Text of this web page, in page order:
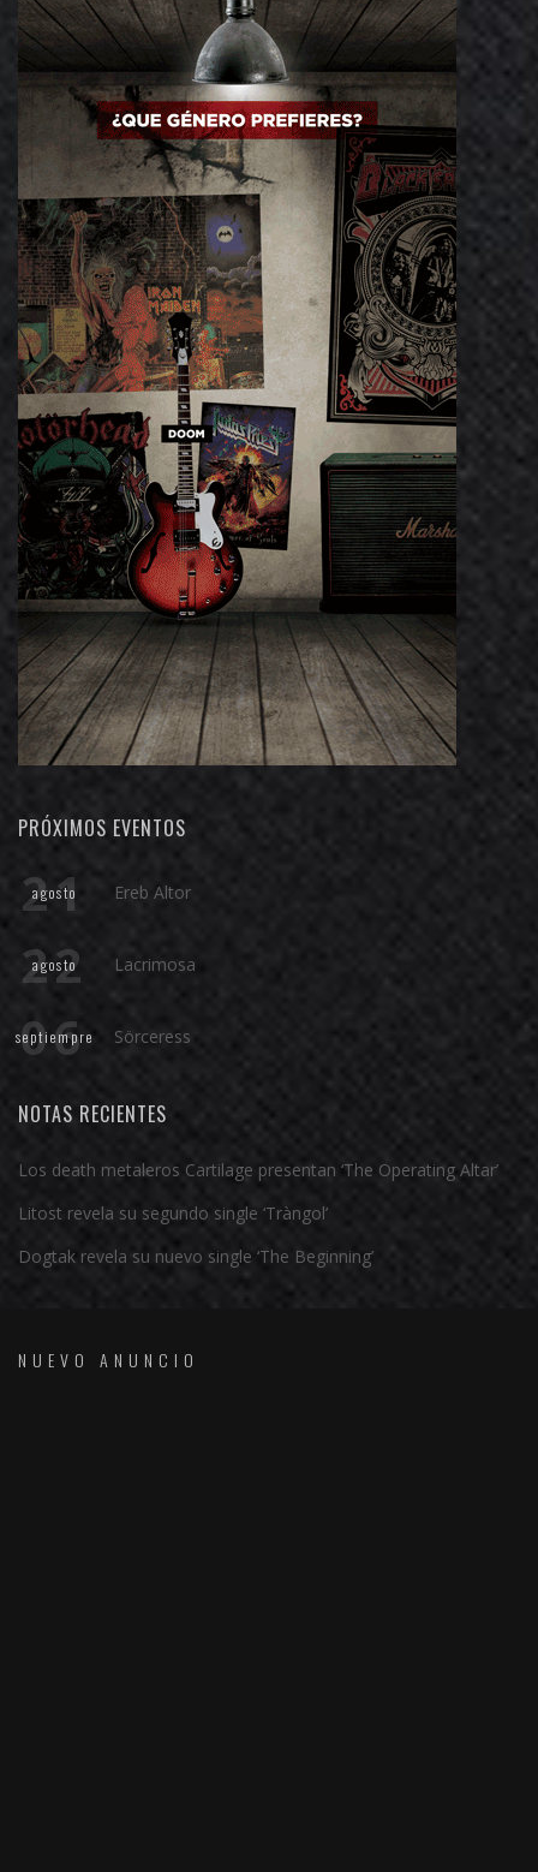
PRÓXIMOS EVENTOS
21
agosto Ereb Altor
22
agosto Lacrimosa
06
septiempre Sörceress
NOTAS RECIENTES
Los death metaleros Cartilage presentan ‘The Operating Altar’
Litost revela su segundo single ‘Tràngol’
Dogtak revela su nuevo single ‘The Beginning’
NUEVO ANUNCIO